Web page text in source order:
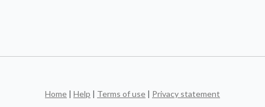
Home | Help | Terms of use | Privacy statement